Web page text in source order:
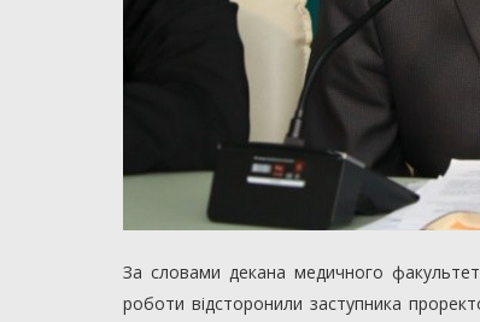
За словами декана медичного
роботи відсторонили заступника